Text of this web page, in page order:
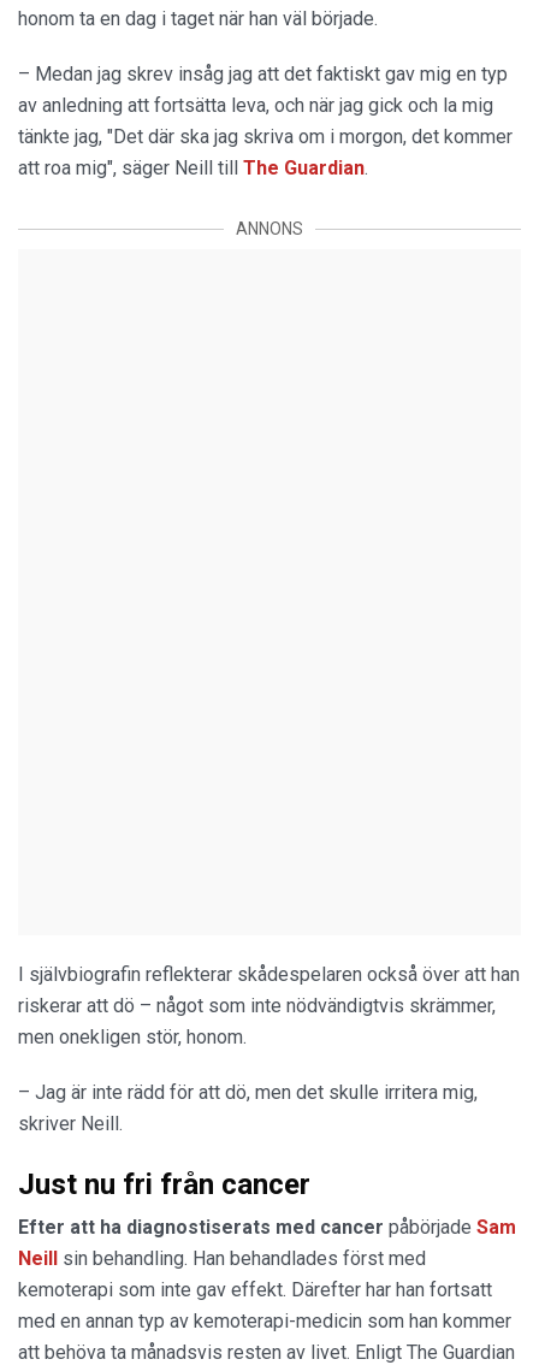
honom ta en dag i taget när han väl började.
– Medan jag skrev insåg jag att det faktiskt gav mig en typ
av anledning att fortsätta leva, och när jag gick och la mig
tänkte jag, "Det där ska jag skriva om i morgon, det kommer
att roa mig", säger Neill till The Guardian.
ANNONS
I självbiografin reflekterar skådespelaren också över att han
riskerar att dö – något som inte nödvändigtvis skrämmer,
men onekligen stör, honom.
– Jag är inte rädd för att dö, men det skulle irritera mig,
skriver Neill.
Just nu fri från cancer
Efter att ha diagnostiserats med cancer påbörjade Sam
Neill sin behandling. Han behandlades först med
kemoterapi som inte gav effekt. Därefter har han fortsatt
med en annan typ av kemoterapi-medicin som han kommer
att behöva ta månadsvis resten av livet. Enligt The Guardian